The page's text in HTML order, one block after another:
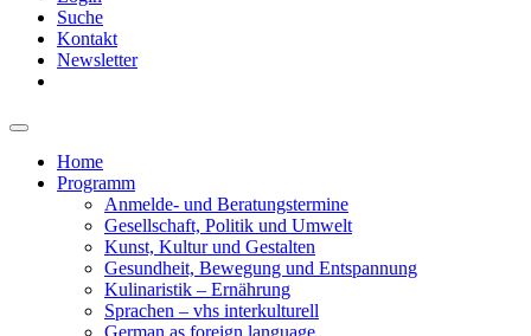
Suche
Kontakt
Newsletter
Home
Programm
Anmelde- und Beratungstermine
Gesellschaft, Politik und Umwelt
Kunst, Kultur und Gestalten
Gesundheit, Bewegung und Entspannung
Kulinaristik – Ernährung
Sprachen – vhs interkulturell
German as foreign language